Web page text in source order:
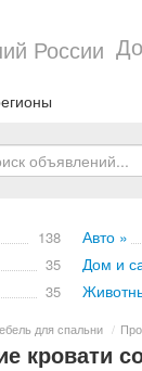
138 Авто »
35 Дом и
35
для спальни /
кровати